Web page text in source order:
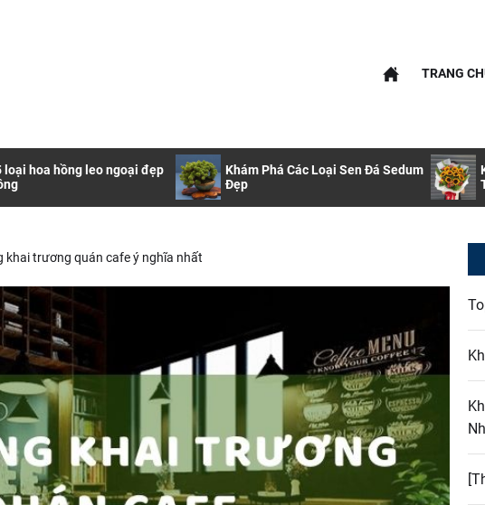
TRANG
loại hoa hồng leo ngoại đẹp
Khám Phá Các Loại Sen Đá Sedum
Đẹp
khai trương quán cafe ý nghĩa nhất